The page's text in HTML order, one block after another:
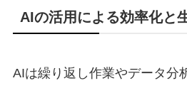
AIの活用による効率化と
AIは繰り返し作業やデータ分